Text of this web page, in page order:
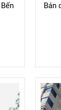
Bán